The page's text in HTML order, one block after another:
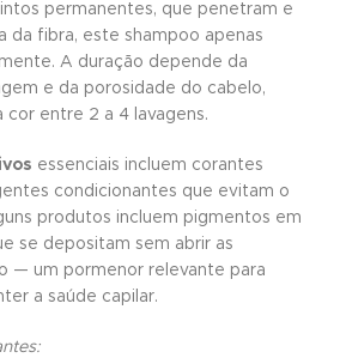
permanentes, que penetram e
da fibra, este shampoo apenas
A duração depende da
e da porosidade do cabelo,
cor entre 2 a 4 lavagens.
essenciais incluem corantes
condicionantes que evitam o
produtos incluem pigmentos em
se depositam sem abrir as
— um pormenor relevante para
a saúde capilar.